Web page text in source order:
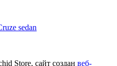
sedan
Store, сайт создан веб-